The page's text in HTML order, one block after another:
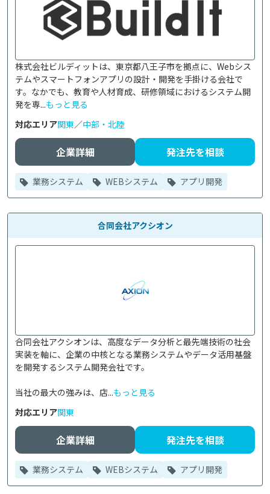
株式会社ビルディットは、東京都八王子市を拠点に、Webシス
テムやスマートフォンアプリの設計・開発を手掛ける会社で
す。なかでも、教育や人材育成、研修領域におけるシステム開
発を専...もっと見る
対応エリア関東／中部・北陸
企業詳細 発注先を相談
業務システム WEBシステム アプリ開発
合同会社アクシオン
合同会社アクシオンは、高度なデータ分析と最先端技術の社会
実装を軸に、企業の中核となる業務システムやデータ活用基盤
を開発するシステム開発会社です。
当社の最大の強みは、店...もっと見る
対応エリア関東
企業詳細 発注先を相談
業務システム WEBシステム アプリ開発